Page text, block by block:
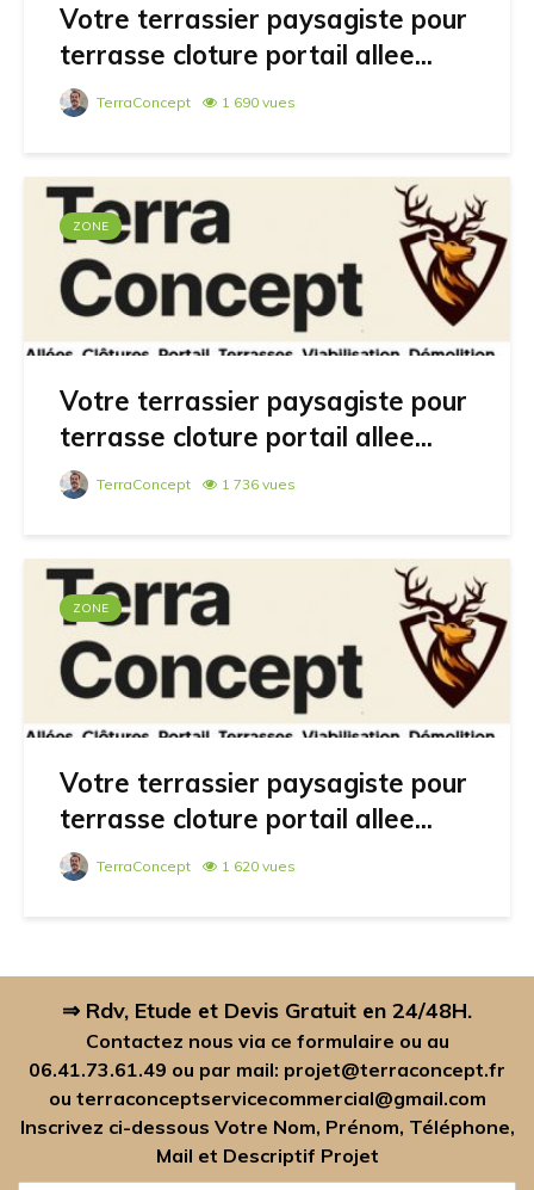
Votre terrassier paysagiste pour
terrasse cloture portail allee...
TerraConcept 1 690 vues
ZONE
Votre terrassier paysagiste pour
terrasse cloture portail allee...
TerraConcept 1 736 vues
ZONE
Votre terrassier paysagiste pour
terrasse cloture portail allee...
TerraConcept 1 620 vues
⇒ Rdv, Etude et Devis Gratuit en 24/48H.
Contactez nous via ce formulaire ou au
06.41.73.61.49 ou par mail: projet@terraconcept.fr
ou terraconceptservicecommercial@gmail.com
Inscrivez ci-dessous Votre Nom, Prénom, Téléphone,
Mail et Descriptif Projet